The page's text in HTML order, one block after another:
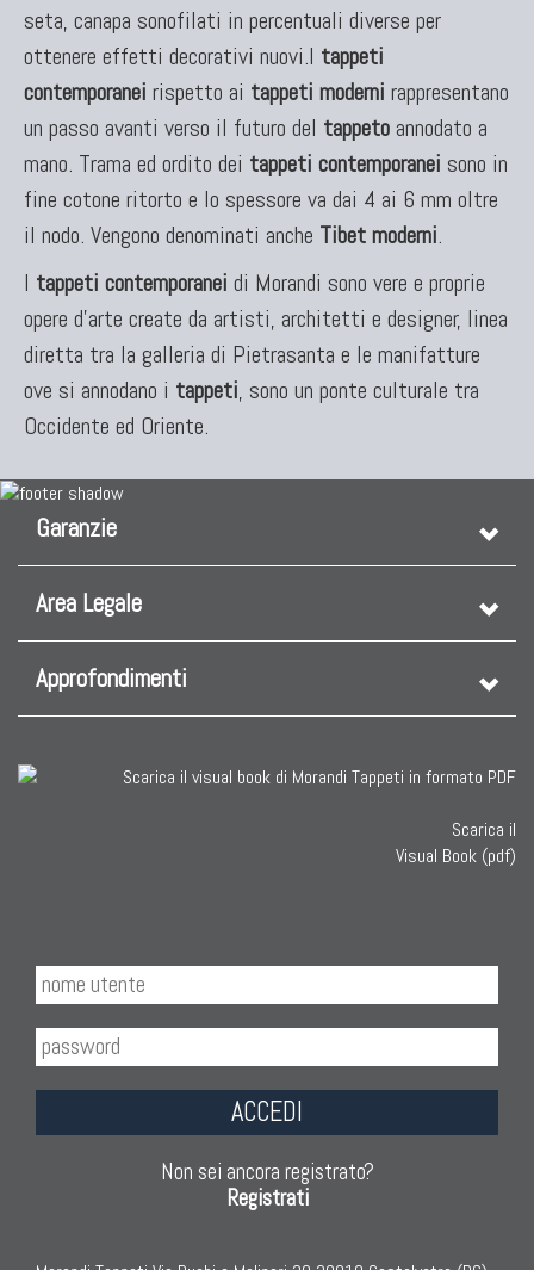
seta, canapa sonofilati in percentuali diverse per
ottenere effetti decorativi nuovi.I tappeti
contemporanei rispetto ai tappeti moderni rappresentano
un passo avanti verso il futuro del tappeto annodato a
mano. Trama ed ordito dei tappeti contemporanei sono in
fine cotone ritorto e lo spessore va dai 4 ai 6 mm oltre
il nodo. Vengono denominati anche Tibet moderni.
I tappeti contemporanei di Morandi sono vere e proprie
opere d’arte create da artisti, architetti e designer, linea
diretta tra la galleria di Pietrasanta e le manifatture
ove si annodano i tappeti, sono un ponte culturale tra
Occidente ed Oriente.
Garanzie
Area Legale
Approfondimenti
Scarica il
Visual Book (pdf)
ACCEDI
Non sei ancora registrato?
Registrati